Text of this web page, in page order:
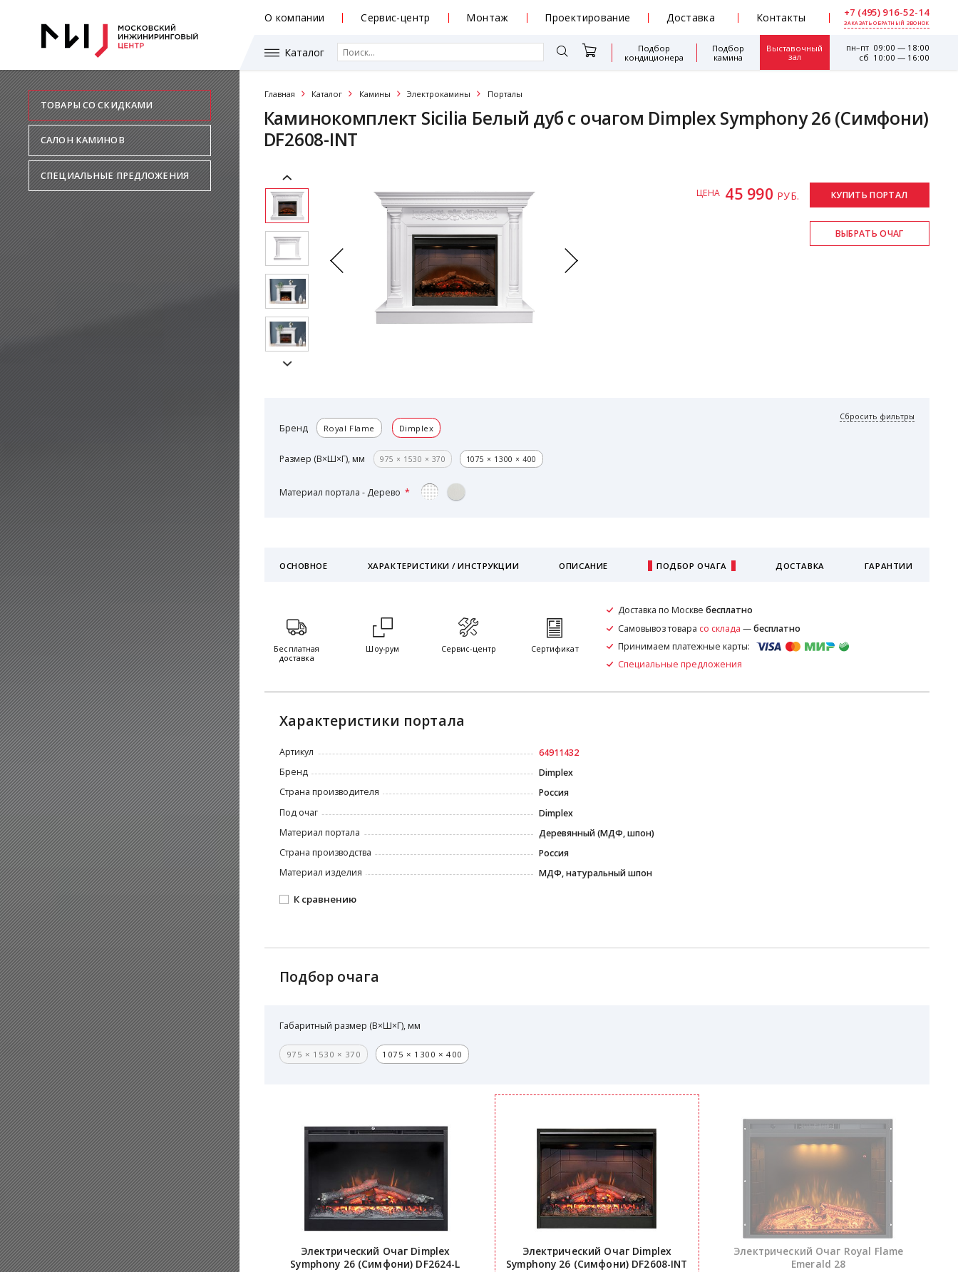
О компании Сервис-центр Монтаж Проектирование Доставка Контакты +7 (495) 916-52-14
ЗАКАЗАТЬ ОБРАТНЫЙ ЗВОНОК
Каталог
Подбор
кондиционера
Подбор
камина
Выставочный
зал
пн–пт 09:00 — 18:00
сб 10:00 — 16:00
ТОВАРЫ СО СКИДКАМИ
САЛОН КАМИНОВ
СПЕЦИАЛЬНЫЕ ПРЕДЛОЖЕНИЯ
Главная Каталог Камины Электрокамины Порталы
Каминокомплект Sicilia Белый дуб с очагом Dimplex Symphony 26 (Симфони)
DF2608-INT
ЦЕНА 45 990 РУБ.
Бренд Royal Flame Dimplex
Размер (В×Ш×Г), мм 975 × 1530 × 370 1075 × 1300 × 400
Материал портала - Дерево
Сбросить фильтры
ОСНОВНОЕ ХАРАКТЕРИСТИКИ / ИНСТРУКЦИИ ОПИСАНИЕ ПОДБОР ОЧАГА ДОСТАВКА ГАРАНТИИ
Бесплатная
доставка
Шоу-рум Сервис-центр Сертификат
Доставка по Москве бесплатно
Самовывоз товара со склада —бесплатно
Принимаем платежные карты:
Специальные предложения
Характеристики портала
Артикул
64911432
Бренд
Dimplex
Страна производителя
Россия
Под очаг
Dimplex
Материал портала
Деревянный (МДФ, шпон)
Страна производства
Россия
Материал изделия
МДФ, натуральный шпон
К сравнению
Подбор очага
Габаритный размер (В×Ш×Г), мм
975 × 1530 × 370 1075 × 1300 × 400
Электрический Очаг Dimplex
Symphony 26 (Симфони) DF2624-L
Электрический Очаг Dimplex
Symphony 26 (Симфони) DF2608-INT
Электрический Очаг Royal Flame
Emerald 28